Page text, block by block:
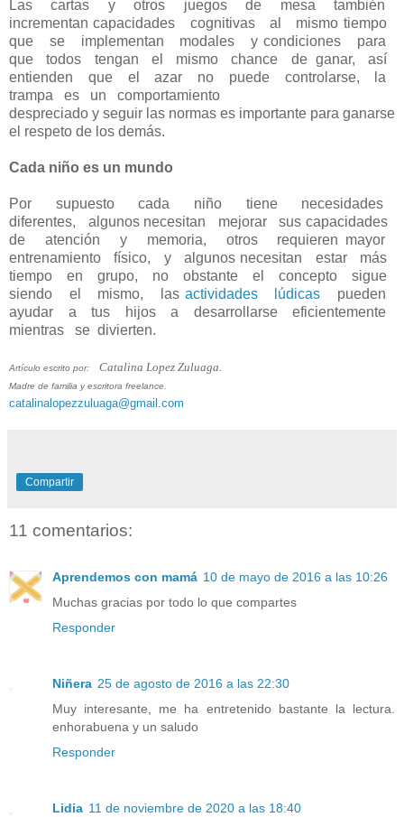
Las cartas y otros juegos de mesa también
incrementan capacidades cognitivas al mismo tiempo
que se implementan modales y condiciones para
que todos tengan el mismo chance de ganar, así
entienden que el azar no puede controlarse, la
trampa es un comportamiento
despreciado y seguir las normas es importante para ganarse
el respeto de los demás.
Cada niño es un mundo
Por supuesto cada niño tiene necesidades
diferentes, algunos necesitan mejorar sus capacidades
de atención y memoria, otros requieren mayor
entrenamiento físico, y algunos necesitan estar más
tiempo en grupo, no obstante el concepto sigue
siendo el mismo, las actividades lúdicas
pueden
ayudar a tus hijos a desarrollarse eficientemente
mientras se divierten.
Artículo escrito por: Catalina Lopez Zuluaga.
Madre de familia y escritora freelance.
catalinalopezzuluaga@gmail.com
Compartir
11 comentarios:
Aprendemos con mamá 10 de mayo de 2016 a las 10:26
Muchas gracias por todo lo que compartes
Responder
Niñera 25 de agosto de 2016 a las 22:30
Muy interesante, me ha entretenido bastante la lectura.
enhorabuena y un saludo
Responder
Lidia 11 de noviembre de 2020 a las 18:40